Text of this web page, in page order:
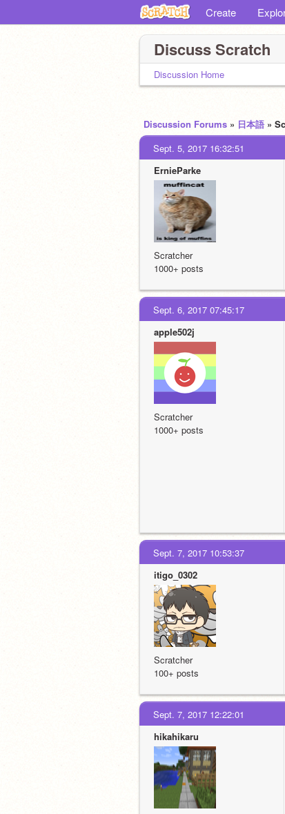
Create
Discuss Scratch
Discussion Home
Discussion Forums » 日本語 »
Sept. 5, 2017 16:32:51
ErnieParke
Scratcher
1000+ posts
Sept. 6, 2017 07:45:17
apple502j
Scratcher
1000+ posts
Sept. 7, 2017 10:53:37
itigo_0302
Scratcher
100+ posts
Sept. 7, 2017 12:22:01
hikahikaru